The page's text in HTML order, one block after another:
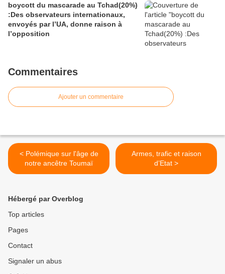
boycott du mascarade au Tchad(20%)
:Des observateurs internationaux,
envoyés par l’UA, donne raison à
l’opposition
Commentaires
Ajouter un commentaire
< Polémique sur l'âge de
notre ancêtre Toumaï
Armes, trafic et raison
d’Etat >
Hébergé par Overblog
Top articles
Pages
Contact
Signaler un abus